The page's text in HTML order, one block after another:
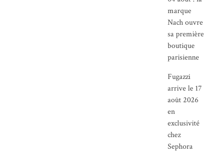
marque
Nach ouvre
sa première
boutique
parisienne
Fugazzi
arrive le 17
août 2026
en
exclusivité
chez
Sephora